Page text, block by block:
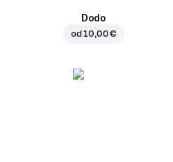
Dodo
od10,00 €